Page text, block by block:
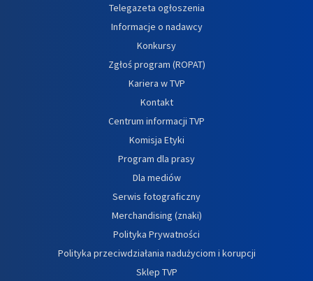
Telegazeta ogłoszenia
Informacje o nadawcy
Konkursy
Zgłoś program (ROPAT)
Kariera w TVP
Kontakt
Centrum informacji TVP
Komisja Etyki
Program dla prasy
Dla mediów
Serwis fotograficzny
Merchandising (znaki)
Polityka Prywatności
Polityka przeciwdziałania nadużyciom i korupcji
Sklep TVP